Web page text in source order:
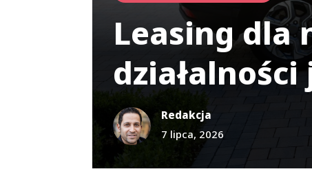
Leasing
Redakcja
7 lipca, 2026